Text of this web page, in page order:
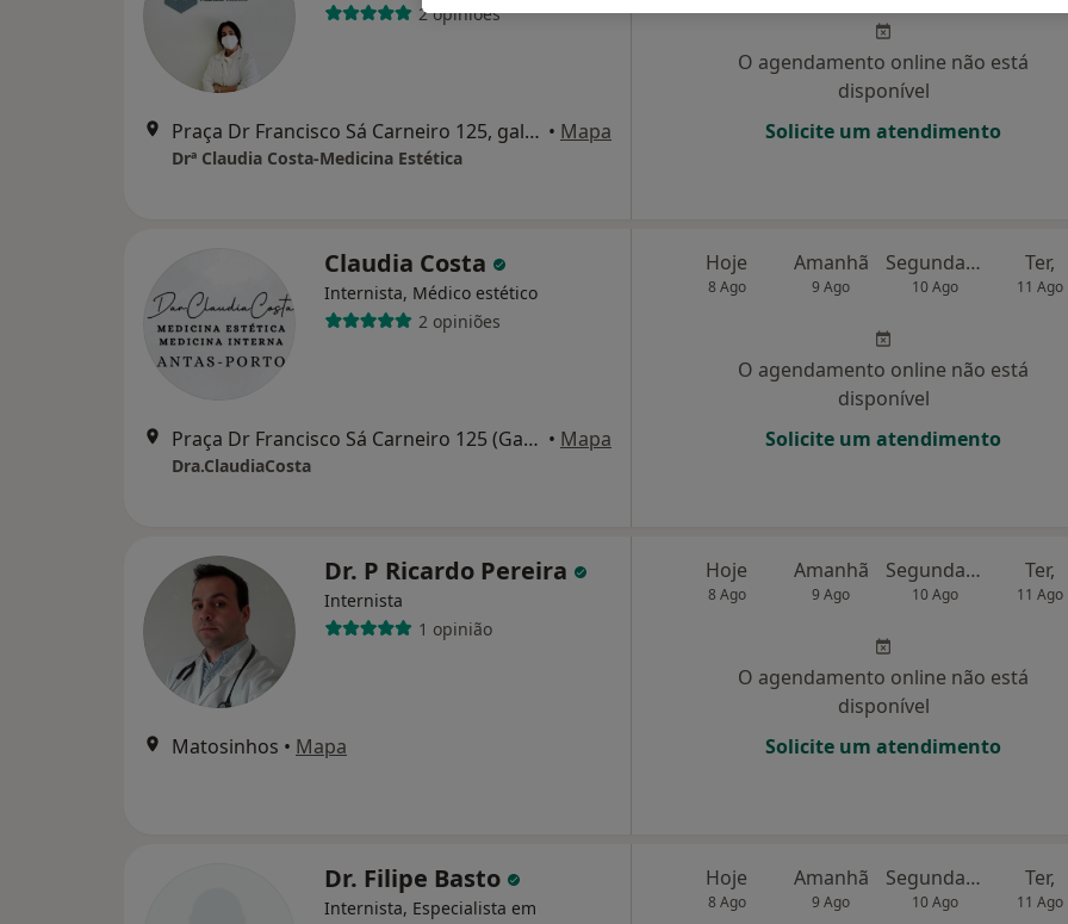
2 opiniões
Praça Dr Francisco Sá Carneiro 125, galeria esquerda (1 andar), Porto • Mapa
Drª Claudia Costa-Medicina Estética
O agendamento online não está
disponível
Solicite um atendimento
Claudia Costa
Internista, Médico estético
2 opiniões
Praça Dr Francisco Sá Carneiro 125 (Gabinete esquerdo), Porto • Mapa
Dra.ClaudiaCosta
Hoje
8 Ago
Amanhã
9 Ago
Segunda-feira
10 Ago
Ter,
11 Ago
O agendamento online não está
disponível
Solicite um atendimento
Dr. P Ricardo Pereira
Internista
1 opinião
Matosinhos • Mapa
Hoje
8 Ago
Amanhã
9 Ago
Segunda-feira
10 Ago
Ter,
11 Ago
O agendamento online não está
disponível
Solicite um atendimento
Dr. Filipe Basto
Internista, Especialista em
Hoje
8 Ago
Amanhã
9 Ago
Segunda-feira
10 Ago
Ter,
11 Ago